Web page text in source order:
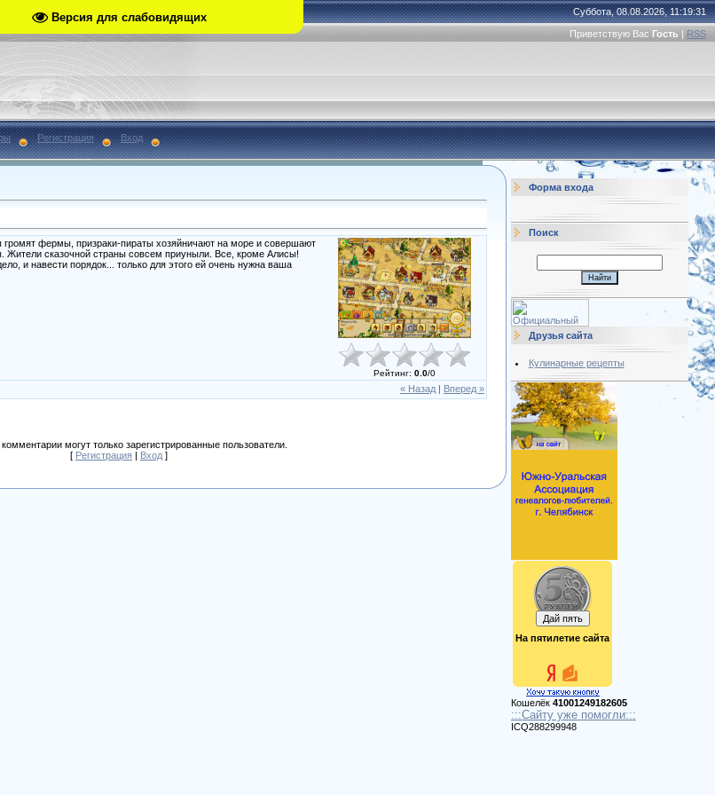
Версия для слабовидящих Суббота, 08.08.2026, 11:19:31
Приветствую Вас Гость | RSS
Регистрация Вход
громят фермы, призраки-пираты хозяйничают на море и совершают
Жители сказочной страны совсем приуныли. Все, кроме Алисы!
и навести порядок... только для этого ей очень нужна ваша
Рейтинг: 0.0/0
« Назад Вперед »
могут только зарегистрированные пользователи.
[ Регистрация Вход ]
Форма входа
Поиск
Друзья сайта
Кулинарные рецепты
На пятилетие сайта
Кошелёк 41001249182605
:::Сайту уже помогли:::
ICQ288299948